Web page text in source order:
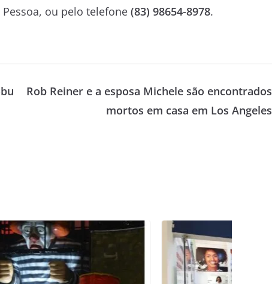
ou pelo telefone (83) 98654-8978.
Rob Reiner e a esposa Michele são encontrados
mortos em casa em Los Angeles